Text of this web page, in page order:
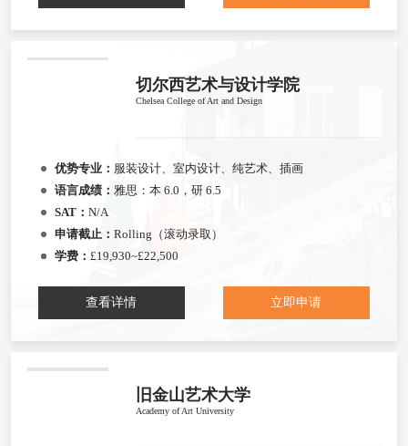
切尔西艺术与设计学院
Chelsea College of Art and Design
优势专业： 服装设计、室内设计、纯艺术、插画
语言成绩： 雅思：本 6.0，研 6.5
SAT： N/A
申请截止： Rolling（滚动录取）
学费： £19,930~£22,500
查看详情 立即申请
旧金山艺术大学
Academy of Art University